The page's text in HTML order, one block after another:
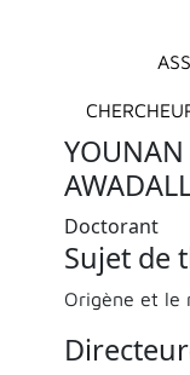
YOUNAN
Doctorant
Sujet de
Origène et le